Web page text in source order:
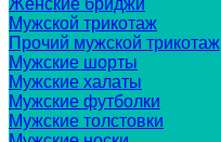
Женские бриджи
Мужской трикотаж
Прочий мужской трикотаж
Мужские шорты
Мужские халаты
Мужские футболки
Мужские толстовки